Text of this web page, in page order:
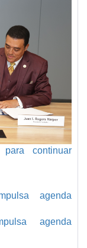
continuar
agenda